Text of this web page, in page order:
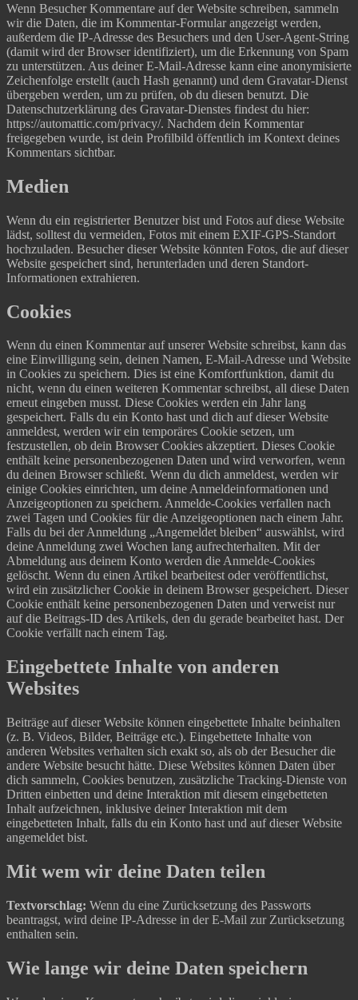
Wenn Besucher Kommentare auf der Website schreiben, sammeln
wir die Daten, die im Kommentar-Formular angezeigt werden,
außerdem die IP-Adresse des Besuchers und den User-Agent-String
(damit wird der Browser identifiziert), um die Erkennung von Spam
zu unterstützen. Aus deiner E-Mail-Adresse kann eine anonymisierte
Zeichenfolge erstellt (auch Hash genannt) und dem Gravatar-Dienst
übergeben werden, um zu prüfen, ob du diesen benutzt. Die
Datenschutzerklärung des Gravatar-Dienstes findest du hier:
https://automattic.com/privacy/. Nachdem dein Kommentar
freigegeben wurde, ist dein Profilbild öffentlich im Kontext deines
Kommentars sichtbar.
Medien
Wenn du ein registrierter Benutzer bist und Fotos auf diese Website
lädst, solltest du vermeiden, Fotos mit einem EXIF-GPS-Standort
hochzuladen. Besucher dieser Website könnten Fotos, die auf dieser
Website gespeichert sind, herunterladen und deren Standort-
Informationen extrahieren.
Cookies
Wenn du einen Kommentar auf unserer Website schreibst, kann das
eine Einwilligung sein, deinen Namen, E-Mail-Adresse und Website
in Cookies zu speichern. Dies ist eine Komfortfunktion, damit du
nicht, wenn du einen weiteren Kommentar schreibst, all diese Daten
erneut eingeben musst. Diese Cookies werden ein Jahr lang
gespeichert. Falls du ein Konto hast und dich auf dieser Website
anmeldest, werden wir ein temporäres Cookie setzen, um
festzustellen, ob dein Browser Cookies akzeptiert. Dieses Cookie
enthält keine personenbezogenen Daten und wird verworfen, wenn
du deinen Browser schließt. Wenn du dich anmeldest, werden wir
einige Cookies einrichten, um deine Anmeldeinformationen und
Anzeigeoptionen zu speichern. Anmelde-Cookies verfallen nach
zwei Tagen und Cookies für die Anzeigeoptionen nach einem Jahr.
Falls du bei der Anmeldung „Angemeldet bleiben“ auswählst, wird
deine Anmeldung zwei Wochen lang aufrechterhalten. Mit der
Abmeldung aus deinem Konto werden die Anmelde-Cookies
gelöscht. Wenn du einen Artikel bearbeitest oder veröffentlichst,
wird ein zusätzlicher Cookie in deinem Browser gespeichert. Dieser
Cookie enthält keine personenbezogenen Daten und verweist nur
auf die Beitrags-ID des Artikels, den du gerade bearbeitet hast. Der
Cookie verfällt nach einem Tag.
Eingebettete Inhalte von anderen
Websites
Beiträge auf dieser Website können eingebettete Inhalte beinhalten
(z. B. Videos, Bilder, Beiträge etc.). Eingebettete Inhalte von
anderen Websites verhalten sich exakt so, als ob der Besucher die
andere Website besucht hätte. Diese Websites können Daten über
dich sammeln, Cookies benutzen, zusätzliche Tracking-Dienste von
Dritten einbetten und deine Interaktion mit diesem eingebetteten
Inhalt aufzeichnen, inklusive deiner Interaktion mit dem
eingebetteten Inhalt, falls du ein Konto hast und auf dieser Website
angemeldet bist.
Mit wem wir deine Daten teilen
Textvorschlag: Wenn du eine Zurücksetzung des Passworts
beantragst, wird deine IP-Adresse in der E-Mail zur Zurücksetzung
enthalten sein.
Wie lange wir deine Daten speichern